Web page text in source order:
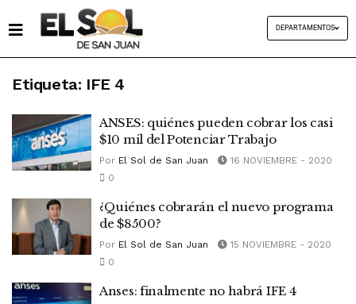
DEPARTAMENTOS
Etiqueta: IFE 4
ANSES: quiénes pueden cobrar los casi
$10 mil del Potenciar Trabajo
Por El Sol de San Juan
16 NOVIEMBRE - 2020
0
¿Quiénes cobrarán el nuevo programa
de $8500?
Por El Sol de San Juan
15 NOVIEMBRE - 2020
0
Anses: finalmente no habrá IFE 4